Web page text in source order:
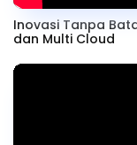
Inovasi Tanpa
dan Multi Cloud